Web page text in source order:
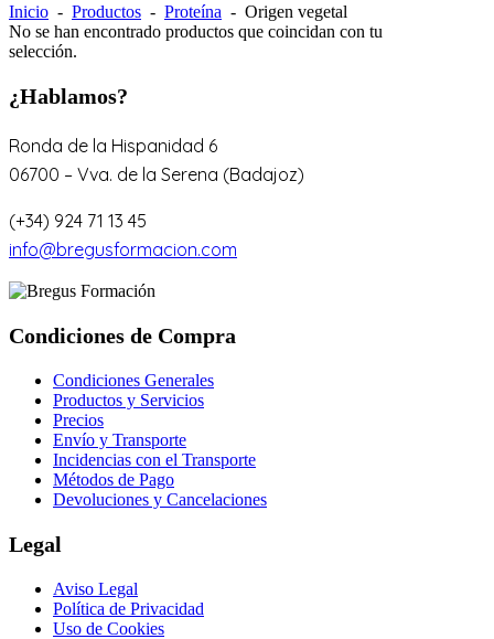
Inicio - Productos - Proteína - Origen vegetal
No se han encontrado productos que coincidan con tu
selección.
¿Hablamos?
Ronda de la Hispanidad 6
06700 – Vva. de la Serena (Badajoz)
(+34) 924 71 13 45
info@bregusformacion.com
Condiciones de Compra
Condiciones Generales
Productos y Servicios
Precios
Envío y Transporte
Incidencias con el Transporte
Métodos de Pago
Devoluciones y Cancelaciones
Legal
Aviso Legal
Política de Privacidad
Uso de Cookies